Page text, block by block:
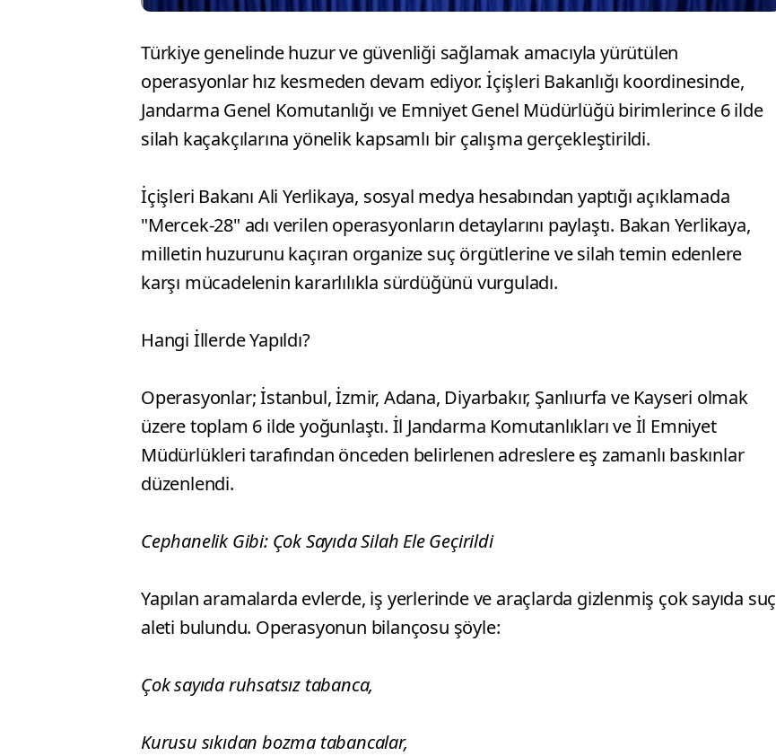
Türkiye genelinde huzur ve güvenliği sağlamak amacıyla yürütülen
operasyonlar hız kesmeden devam ediyor. İçişleri Bakanlığı koordinesinde,
Jandarma Genel Komutanlığı ve Emniyet Genel Müdürlüğü birimlerince 6 ilde
silah kaçakçılarına yönelik kapsamlı bir çalışma gerçekleştirildi.
İçişleri Bakanı Ali Yerlikaya, sosyal medya hesabından yaptığı açıklamada
"Mercek-28" adı verilen operasyonların detaylarını paylaştı. Bakan Yerlikaya,
milletin huzurunu kaçıran organize suç örgütlerine ve silah temin edenlere
karşı mücadelenin kararlılıkla sürdüğünü vurguladı.
Hangi İllerde Yapıldı?
Operasyonlar; İstanbul, İzmir, Adana, Diyarbakır, Şanlıurfa ve Kayseri olmak
üzere toplam 6 ilde yoğunlaştı. İl Jandarma Komutanlıkları ve İl Emniyet
Müdürlükleri tarafından önceden belirlenen adreslere eş zamanlı baskınlar
düzenlendi.
Cephanelik Gibi: Çok Sayıda Silah Ele Geçirildi
Yapılan aramalarda evlerde, iş yerlerinde ve araçlarda gizlenmiş çok sayıda suç
aleti bulundu. Operasyonun bilançosu şöyle:
Çok sayıda ruhsatsız tabanca,
Kurusu sıkıdan bozma tabancalar,